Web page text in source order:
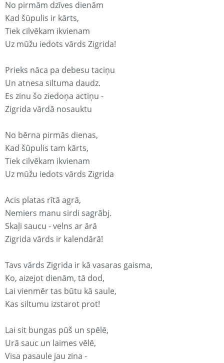
No pirmām dzīves dienām
Kad šūpulis ir kārts,
Tiek cilvēkam ikvienam
Uz mūžu iedots vārds Zigrida!
Prieks nāca pa debesu taciņu
Un atnesa siltuma daudz.
Es zinu šo ziedoņa actiņu -
Zigrida vārdā nosauktu
No bērna pirmās dienas,
Kad šūpulis tam kārts,
Tiek cilvēkam ikvienam
Uz mūžu iedots vārds Zigrida
Acis platas rītā agrā,
Nemiers manu sirdi sagrābj.
Skaļi saucu - velns ar ārā
Zigrida vārds ir kalendārā!
Tavs vārds Zigrida ir kā vasaras gaisma,
Ko, aizejot dienām, tā dod,
Lai vienmēr tas būtu kā saule,
Kas siltumu izstarot prot!
Lai sit bungas pūš un spēlē,
Urā sauc un laimes vēlē,
Visa pasaule jau zina -